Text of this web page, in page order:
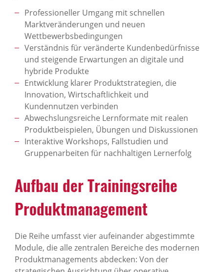
Professioneller Umgang mit schnellen
Marktveränderungen und neuen
Wettbewerbsbedingungen
Verständnis für veränderte Kundenbedürfnisse
und steigende Erwartungen an digitale und
hybride Produkte
Entwicklung klarer Produktstrategien, die
Innovation, Wirtschaftlichkeit und
Kundennutzen verbinden
Abwechslungsreiche Lernformate mit realen
Produktbeispielen, Übungen und Diskussionen
Interaktive Workshops, Fallstudien und
Gruppenarbeiten für nachhaltigen Lernerfolg
Aufbau der Trainingsreihe
Produktmanagement
Die Reihe umfasst vier aufeinander abgestimmte
Module, die alle zentralen Bereiche des modernen
Produktmanagements abdecken: Von der